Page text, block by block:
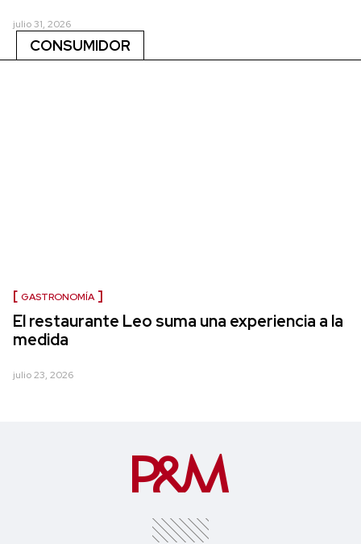
julio 31, 2026
CONSUMIDOR
GASTRONOMÍA
El restaurante Leo suma una experiencia a la
medida
julio 23, 2026